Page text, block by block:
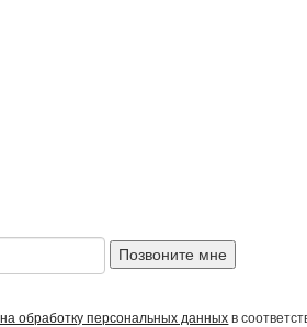
Позвоните мне
на обработку персональных данных в